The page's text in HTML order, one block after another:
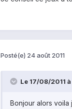
Posté(e) 24 août 2011
Le 17/08/2011
Bonjour alors voila